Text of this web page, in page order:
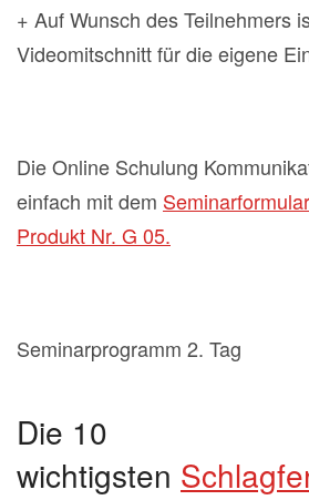
+ Auf Wunsch des Teilnehmers
Videomitschnitt für die eigene
Die Online Schulung
einfach mit dem
Produkt Nr. G 05.
Seminarprogramm 2. Tag
Die 10
wichtigsten